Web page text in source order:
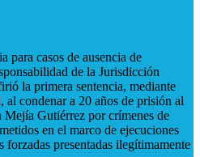
para casos de ausencia de
de la Jurisdicción
la primera sentencia, mediante
condenar a 20 años de prisión al
Gutiérrez por crímenes de
en el marco de ejecuciones
forzadas presentadas ilegítimamente